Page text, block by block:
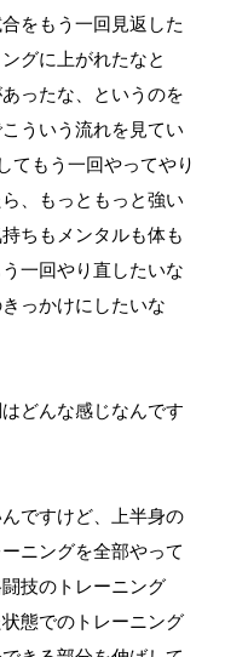
をもう一回見返した
グに上がれたなと
ったな、というのを
ういう流れを見てい
てもう一回やってやり
、もっともっと強い
ちもメンタルも体も
一回やり直したいな
っかけにしたいな
どんな感じなんです
ですけど、上半身の
ニングを全部やって
技のトレーニング
態でのトレーニング